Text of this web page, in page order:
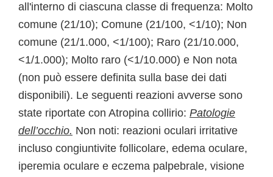
all'interno di ciascuna classe di frequenza: Molto
comune (21/10); Comune (21/100, <1/10); Non
comune (21/1.000, <1/100); Raro (21/10.000,
<1/1.000); Molto raro (<1/10.000) e Non nota
(non può essere definita sulla base dei dati
disponibili). Le seguenti reazioni avverse sono
state riportate con Atropina collirio: Patologie
dell’occhio. Non noti: reazioni oculari irritative
incluso congiuntivite follicolare, edema oculare,
iperemia oculare e eczema palpebrale, visione